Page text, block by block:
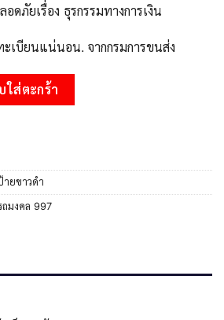
ภัยเรื่อง ธุรกรรมทางการเงิน
เบียนแน่นอน. จากกรมการขนส่ง
ทะเบียนมงคล 6กษ 997 ผลรวมดี 32 ชิ้น
ใส่ตะกร้า
ายขาวดำ
ถมงคล 997